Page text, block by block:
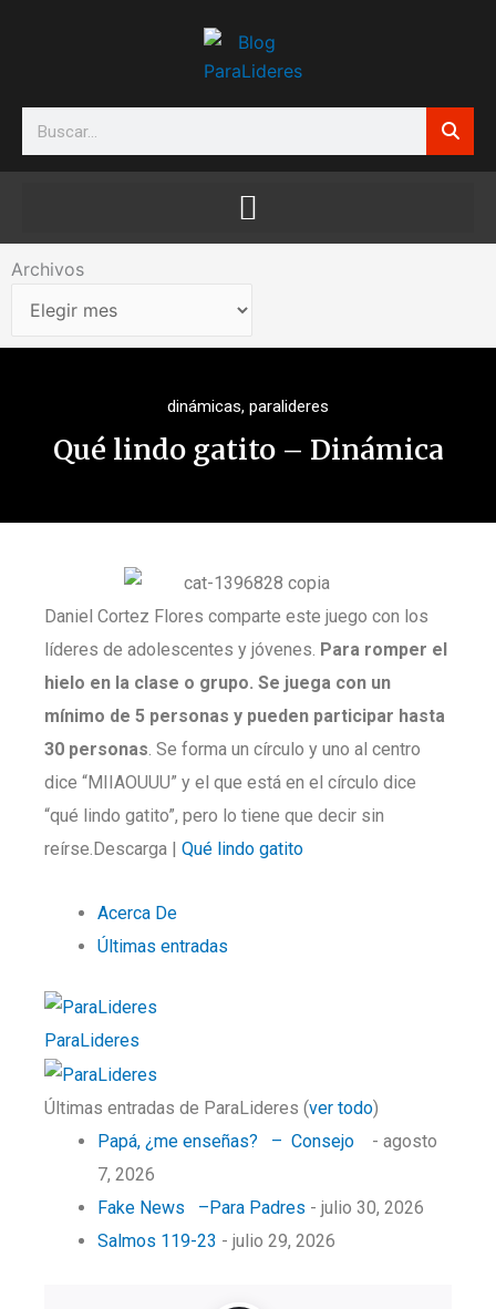
Search
Archivos
Archivos
dinámicas, paralideres
Qué lindo gatito – Dinámica
Daniel Cortez Flores comparte este juego con los
líderes de adolescentes y jóvenes. Para romper el
hielo en la clase o grupo. Se juega con un
mínimo de 5 personas y pueden participar hasta
30 personas. Se forma un círculo y uno al centro
dice “MIIAOUUU” y el que está en el círculo dice
“qué lindo gatito”, pero lo tiene que decir sin
reírse.Descarga | Qué lindo gatito
Acerca De
Últimas entradas
ParaLideres
Últimas entradas de ParaLideres (ver todo)
Papá, ¿me enseñas? – Consejo
- agosto
7, 2026
Fake News –Para Padres - julio 30, 2026
Salmos 119-23 - julio 29, 2026